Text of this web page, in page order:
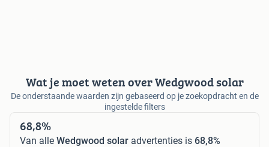
Wat je moet weten over Wedgwood solar
De onderstaande waarden zijn gebaseerd op je zoekopdracht en de
ingestelde filters
68,8%
Van alle Wedgwood solar advertenties is 68,8%